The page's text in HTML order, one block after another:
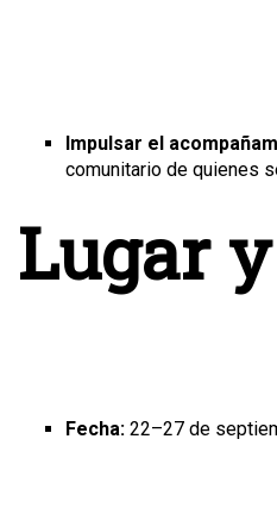
Impulsar el
comunitario de quienes
Lugar
Fecha: 22–27 de